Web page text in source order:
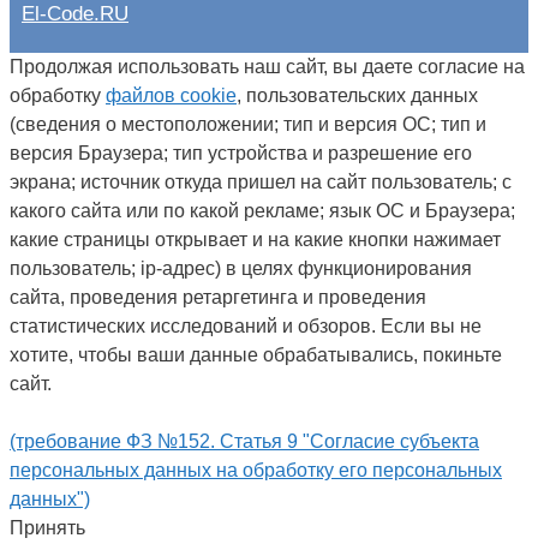
El-Code.RU
Продолжая использовать наш сайт, вы даете согласие на
обработку файлов cookie, пользовательских данных
(сведения о местоположении; тип и версия ОС; тип и
версия Браузера; тип устройства и разрешение его
экрана; источник откуда пришел на сайт пользователь; с
какого сайта или по какой рекламе; язык ОС и Браузера;
какие страницы открывает и на какие кнопки нажимает
пользователь; ip-адрес) в целях функционирования
сайта, проведения ретаргетинга и проведения
статистических исследований и обзоров. Если вы не
хотите, чтобы ваши данные обрабатывались, покиньте
сайт.
(требование ФЗ №152. Статья 9 "Согласие субъекта
персональных данных на обработку его персональных
данных")
Принять